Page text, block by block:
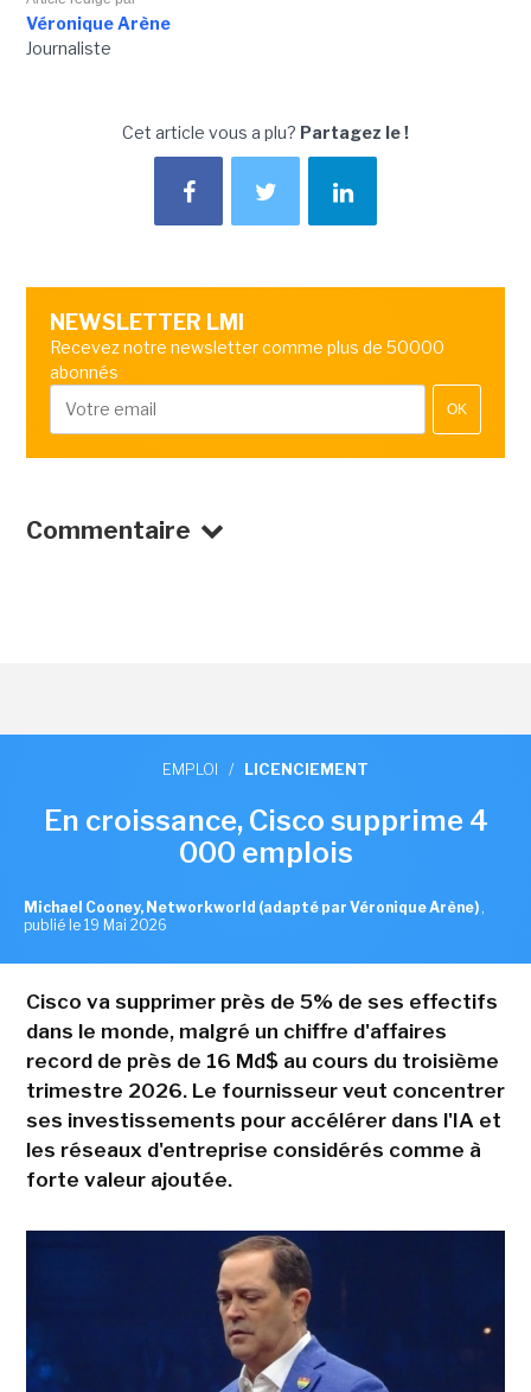
Véronique Arène
Journaliste
Cet article vous a plu? Partagez le !
NEWSLETTER LMI
Recevez notre newsletter comme plus de 50000
abonnés
OK
Commentaire
EMPLOI / LICENCIEMENT
En croissance, Cisco supprime 4
000 emplois
Michael Cooney, Networkworld (adapté par Véronique Arène) ,
publié le 19 Mai 2026
Cisco va supprimer près de 5% de ses effectifs
dans le monde, malgré un chiffre d'affaires
record de près de 16 Md$ au cours du troisième
trimestre 2026. Le fournisseur veut concentrer
ses investissements pour accélérer dans l'IA et
les réseaux d'entreprise considérés comme à
forte valeur ajoutée.